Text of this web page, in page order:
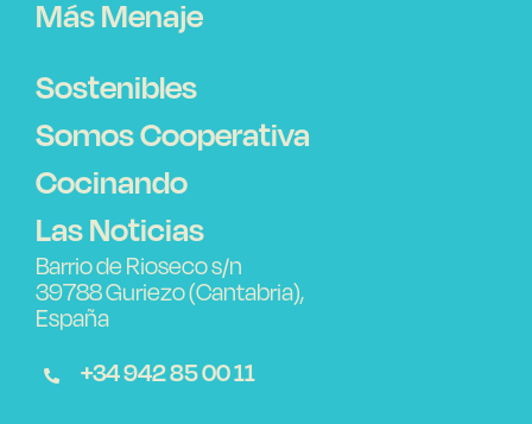
Más Menaje
Sostenibles
Somos Cooperativa
Cocinando
Las Noticias
Barrio de Rioseco s/n
39788 Guriezo (Cantabria),
España
+34 942 85 00 11